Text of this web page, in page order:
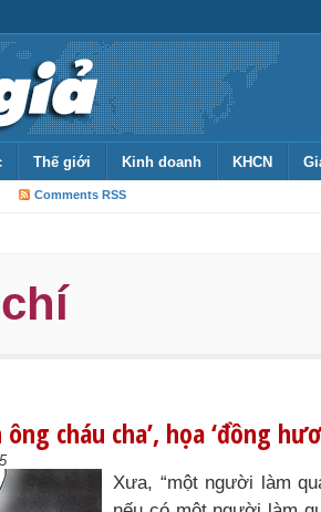
Thế giới Kinh doanh KHCN
Comments RSS
cháu cha’, họa ‘đồng
Xưa, “một người làm